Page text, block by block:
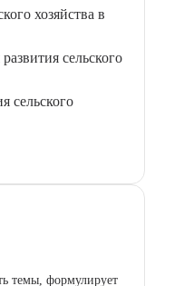
хозяйства в
сельского
сельского
темы, формулирует